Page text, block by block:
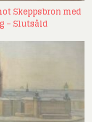
Skeppsbron med
– Slutsåld